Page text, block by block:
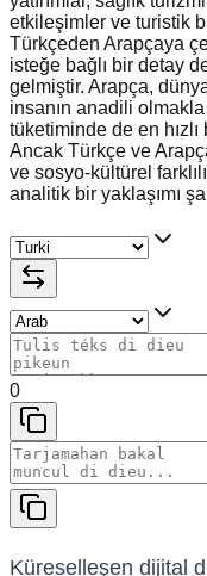
etkileşimler ve turistik
Türkçeden Arapçaya
isteğe bağlı bir detay
gelmiştir. Arapça,
insanın anadili
tüketiminde de en
Ancak Türkçe ve
ve sosyo-kültürel
analitik bir yaklaşımı
0
Küreselleşen dijital